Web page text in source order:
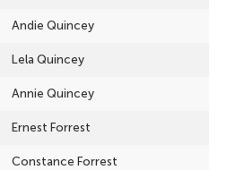
Andie Quincey
Lela Quincey
Annie Quincey
Ernest Forrest
Constance Forrest